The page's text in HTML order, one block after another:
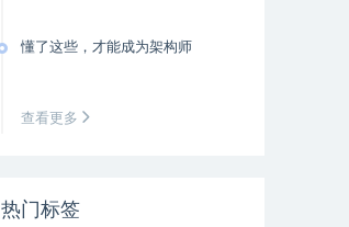
懂了这些，才能成为架构师
查看更多
热门标签